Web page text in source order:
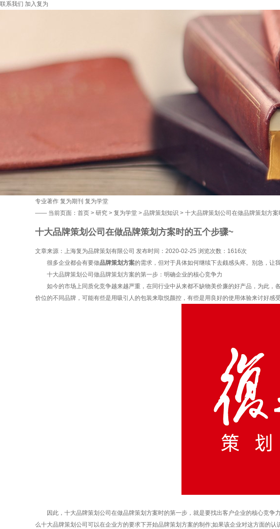
联系我们 加入复为
专业著作 复为期刊 复为学堂
—— 当前页面： 首页 > 研究 > 复为学堂 > 品牌策划知识 > 十大品牌策划公司在做品牌策划方
十大品牌策划公司在做品牌策划方案时的五个步骤~
文章来源：上海复为品牌策划有限公司 发布时间：2020-02-25 浏览次数： 1616次
很多企业都会有要做品牌策划方案的需求，但对于具体如何继续下去颇感头疼。别急，让
十大品牌策划公司做品牌策划方案的第一步：明确企业的核心竞争力
如今的市场上同质化竞争越来越严重，在同行业中从来都不缺物美价廉的好产品，为此，
价位的不同品牌，可能有些是用吸引人的包装来取悦颜控，有些是用良好的使用体验来讨好
因此，十大品牌策划公司在做品牌策划方案时的第一步，就是要找出客户企业的核心竞争
么十大品牌策划公司可以在企业方的要求下开始品牌策划方案的制作;如果该企业对这方面的